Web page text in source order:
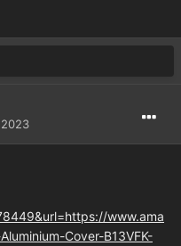
www.ama
Cover-B13VFK-